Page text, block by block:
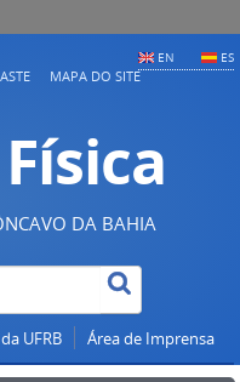
EN ES
MAPA DO SITE
DA BAHIA
UFRB Área de Imprensa